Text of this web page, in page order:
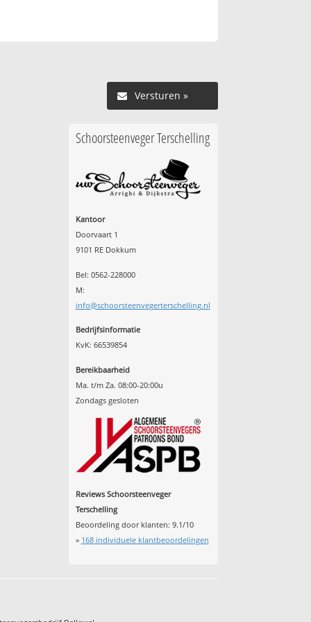
Versturen »
Schoorsteenveger Terschelling
Kantoor
Doorvaart 1
9101 RE Dokkum
Bel: 0562-228000
M:
info@schoorsteenvegerterschelling.nl
Bedrijfsinformatie
KvK: 66539854
Bereikbaarheid
Ma. t/m Za. 08:00-20:00u
Zondags gesloten
Reviews Schoorsteenveger
Terschelling
Beoordeling door klanten: 9.1/10
» 168individuele klantbeoordelingen